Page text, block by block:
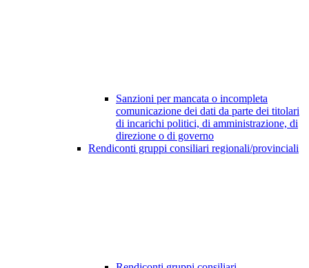
Sanzioni per mancata o incompleta
comunicazione dei dati da parte dei titolari
di incarichi politici, di amministrazione, di
direzione o di governo
Rendiconti gruppi consiliari regionali/provinciali